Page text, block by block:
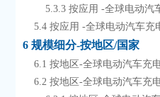
5.3.3 按应用 -全球
5.4 按应用 -全球电动汽
6 规模细分-按地区/国家
6.1 按地区-全球电动汽车
6.2 按地区-全球电动汽车